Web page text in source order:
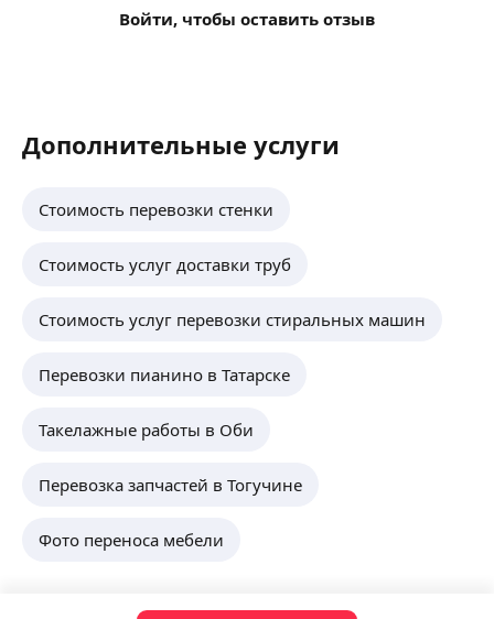
Войти, чтобы оставить отзыв
Дополнительные услуги
Стоимость перевозки стенки
Стоимость услуг доставки труб
Стоимость услуг перевозки стиральных машин
Перевозки пианино в Татарске
Такелажные работы в Оби
Перевозка запчастей в Тогучине
Фото переноса мебели